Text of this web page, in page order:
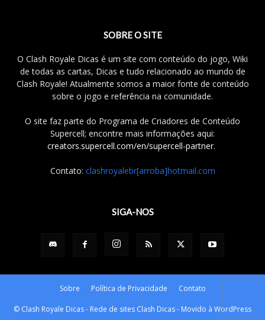
SOBRE O SITE
O Clash Royale Dicas é um site com conteúdo do jogo, Wiki
de todas as cartas, Dicas e tudo relacionado ao mundo de
Clash Royale! Atualmente somos a maior fonte de conteúdo
sobre o jogo e referência na comunidade.
O site faz parte do Programa de Criadores de Conteúdo
Supercell; encontre mais informações aqui:
creators.supercell.com/en/supercell-partner.
Contato: clashroyalebr[arroba]hotmail.com
SIGA-NOS
Sobre Política de Privacidade Contato
© Clash Royale Dicas - Rede de sites Clash Dicas - Movido à WordPress